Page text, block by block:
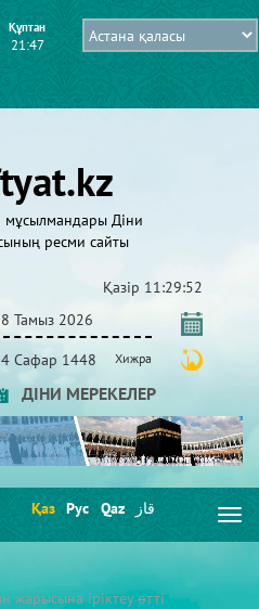
Құптан
21:47
мұсылмандары Діни
ресми сайты
Қазір 11:29:53
Тамыз 2026
Сафар 1448 Хижра
ДІНИ МЕРЕКЕЛЕР
Қаз Рус Qaz قاز
жарысына іріктеу өтті